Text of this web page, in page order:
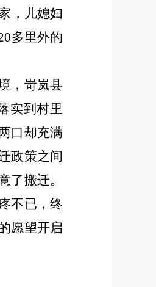
，儿媳妇
多里外的
，岢岚县
实到村里
口却充满
政策之间
了搬迁。
不已，终
愿望开启